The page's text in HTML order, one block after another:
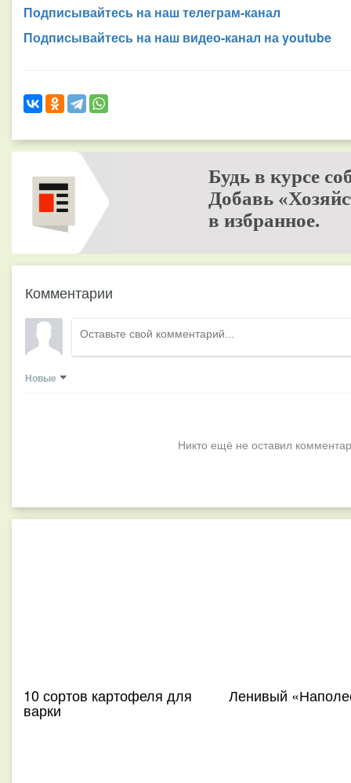
Подписывайтесь на наш телеграм-канал
Подписывайтесь на наш видео-канал на youtube
Будь в курсе
Добавь
в избранное.
Комментарии
Новые
Никто ещё не оставил
10 сортов картофеля для
варки
Ленивый